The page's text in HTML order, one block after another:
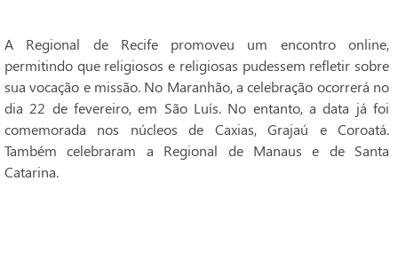
A Regional de Recife promoveu um encontro online,
permitindo que religiosos e religiosas pudessem refletir sobre
sua vocação e missão. No Maranhão, a celebração ocorrerá no
dia 22 de fevereiro, em São Luís. No entanto, a data já foi
comemorada nos núcleos de Caxias, Grajaú e Coroatá.
Também celebraram a Regional de Manaus e de Santa
Catarina.